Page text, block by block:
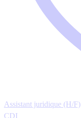
Assistant juridique (H/F)
CDI